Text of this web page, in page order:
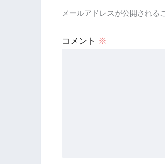
メールアドレスが公開される
コメント ※